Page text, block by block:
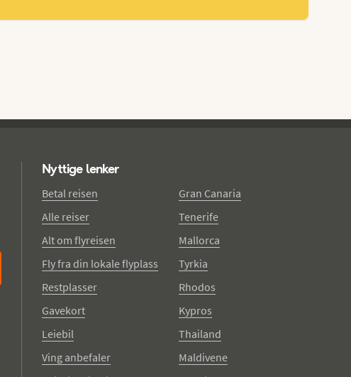
Nyttige lenker
Betal reisen
Alle reiser
Alt om flyreisen
Fly fra din lokale flyplass
Restplasser
Gavekort
Leiebil
Ving anbefaler
Gran Canaria
Tenerife
Mallorca
Tyrkia
Rhodos
Kypros
Thailand
Maldivene